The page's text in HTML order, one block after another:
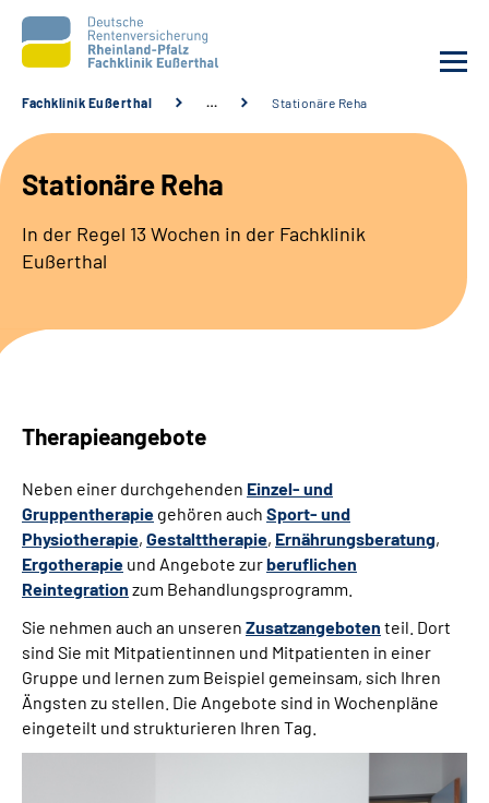
Unsere Klinik
Unsere Angebote
Ihre Rehabilitation
Leichte Sprache
Gebärdensprache
Fachklinik Eußerthal … Stationäre Reha
Stationäre Reha
In der Regel 13 Wochen in der Fachklinik
Eußerthal
Therapieangebote
Neben einer durchgehenden Einzel- und
Gruppentherapie gehören auch Sport- und
Physiotherapie, Gestalttherapie, Ernährungsberatung,
Ergotherapie und Angebote zurberuflichen
Reintegration zum Behandlungsprogramm.
Sie nehmen auch an unseren Zusatzangeboten teil. Dort
sind Sie mit Mitpatientinnen und Mitpatienten in einer
Gruppe und lernen zum Beispiel gemeinsam, sich Ihren
Ängsten zu stellen. Die Angebote sind in Wochenpläne
eingeteilt und strukturieren Ihren Tag.